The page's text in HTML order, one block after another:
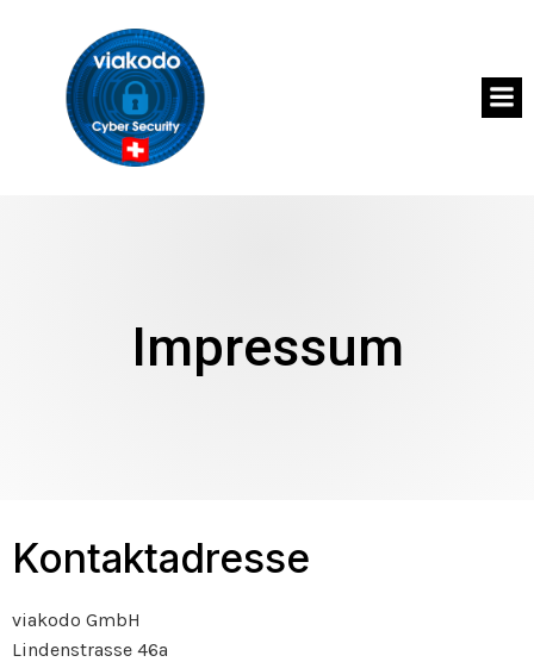
Impressum
Kontaktadresse
viakodo GmbH
Lindenstrasse 46a